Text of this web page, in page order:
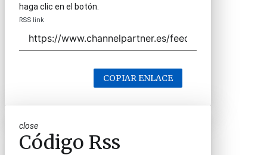
haga clic en el botón.
RSS link
COPIAR ENLACE
close
Código Rss